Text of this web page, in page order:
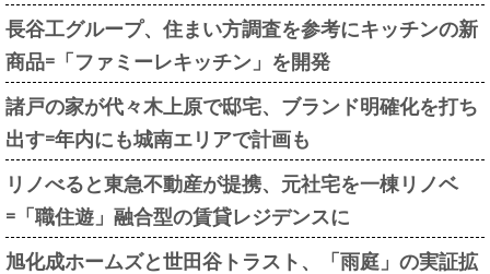
長谷工グループ、住まい方調査を参考にキッチンの新
商品=「ファミーレキッチン」を開発
諸戸の家が代々木上原で邸宅、ブランド明確化を打ち
出す=年内にも城南エリアで計画も
リノべると東急不動産が提携、元社宅を一棟リノベ
=「職住遊」融合型の賃貸レジデンスに
旭化成ホームズと世田谷トラスト、「雨庭」の実証拡